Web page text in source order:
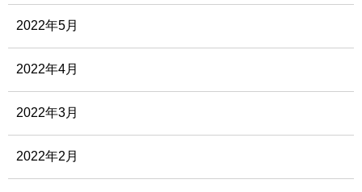
2022年5月
2022年4月
2022年3月
2022年2月